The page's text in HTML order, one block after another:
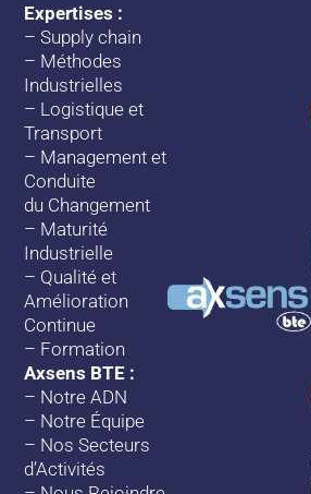
Expertises :
–Supply chain
– Méthodes
Industrielles
– Logistique et
Transport
– Management et
Conduite
du Changement
– Maturité
Industrielle
– Qualité et
Amélioration
Continue
– Formation
Axsens BTE :
– Notre ADN
– Notre Équipe
– Nos Secteurs
d’Activités